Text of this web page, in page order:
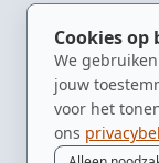
Cookies
We
jouw
voor het
ons
Nieuws
Clubs
Video's